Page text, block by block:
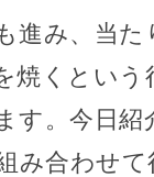
進み、当
焼くという
す。今日
み合わせ